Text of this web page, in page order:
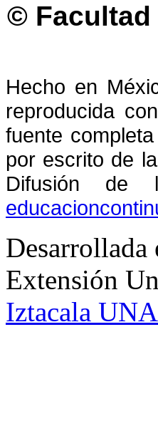
© Facultad
Hecho en
reproducida
fuente
por escrito de
Difusión de
Extensión
Iztacala